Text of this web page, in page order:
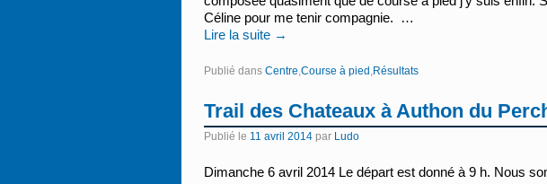
Céline pour me tenir compagnie. …
Lire la suite →
Publié dans Centre Course à pied Résultats
Trail des Chateaux à Authon du
Publié le 11 avril 2014 par Ludo
Dimanche 6 avril 2014 Le départ est donné à 9 h. Nous